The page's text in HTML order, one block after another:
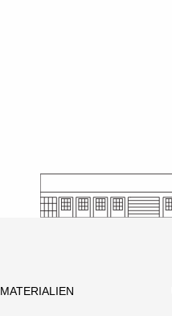
MATERIALIEN